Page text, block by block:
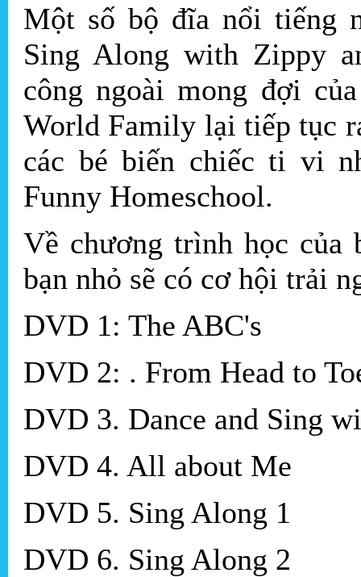
Một số bộ đĩa nổi tiếng
Sing Along with Zippy
công ngoài mong đợi
World Family lại tiếp tục
các bé biến chiếc ti vi
Funny Homeschool.
Về chương trình học của
bạn nhỏ sẽ có cơ hội trải
DVD 1: The ABC's
DVD 2: . From Head to
DVD 3. Dance and Sing
DVD 4. All about Me
DVD 5. Sing Along 1
DVD 6. Sing Along 2